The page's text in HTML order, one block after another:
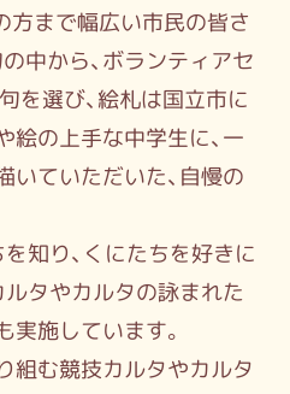
まで幅広い市民の皆さ
中から、ボランティアセ
を選び、絵札は国立市に
の上手な中学生に、一
ていただいた、自慢の
知り、くにたちを好きに
タやカルタの詠まれた
施しています。
組む競技カルタやカルタ